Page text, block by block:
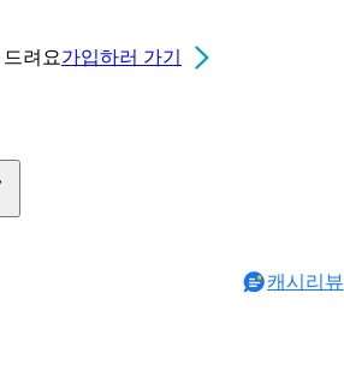
드려요가입하러 가기
캐시리뷰